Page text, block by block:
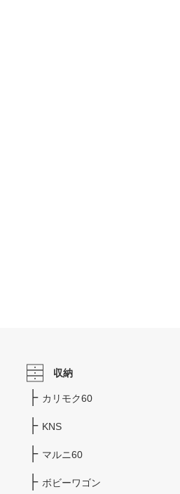
収納
カリモク60
KNS
マルニ60
ボビーワゴン